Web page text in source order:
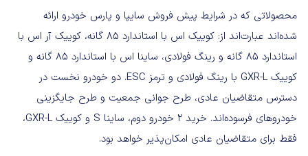
محصولاتی که در شرایط پیش فروش سایپا و پارس خودرو ارائه
شده‌اند عبارت‌اند از: کوییک اس با استاندارد 85 گانه، کوییک آر اس با
استاندارد 85 گانه و رینگ فولادی، ساینا اس با استاندارد 85 گانه و
کوییک GXR-L با رینگ فولادی و ترمز ESC. دو خودرو نخست در
دسترس متقاضیان عادی، طرح جوانی جمعیت و طرح جایگزینی
خودروهای فرسوده‌اند. خرید 2 خودرو دوم، ساینا S و کوییک GXR-L،
فقط برای متقاضیان عادی امکان‌پذیر خواهد بود.